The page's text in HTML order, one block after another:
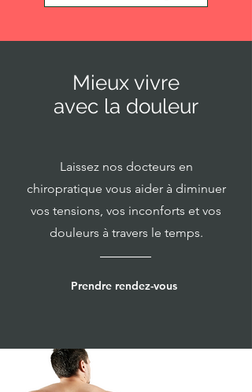
Mieux vivre
avec la douleur
Laissez nos docteurs en
chiropratique vous aider à diminuer
vos tensions, vos inconforts et vos
douleurs à travers le temps.
Prendre rendez-vous